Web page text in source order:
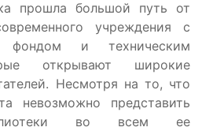
прошла большой путь от
учреждения с
фондом и техническим
открывают широкие
Несмотря на то, что
невозможно представить
во всем ее